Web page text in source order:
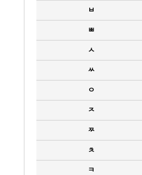
ㅂ
ㅃ
ㅅ
ㅆ
ㅇ
ㅈ
ㅉ
ㅊ
ㅋ